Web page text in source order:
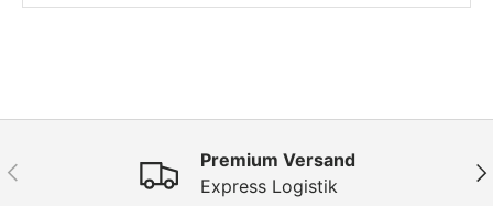
Vorherige
Premium Versand
Express Logistik